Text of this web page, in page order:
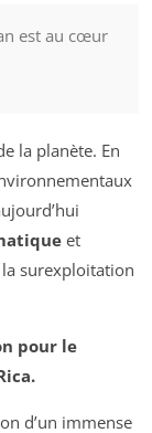
est au cœur
la planète. En
et
surexploitation
pour le
d’un immense